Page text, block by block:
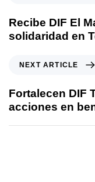
Recibe DIF El
solidaridad en
NEXT ARTICLE
Fortalecen DIF
acciones en